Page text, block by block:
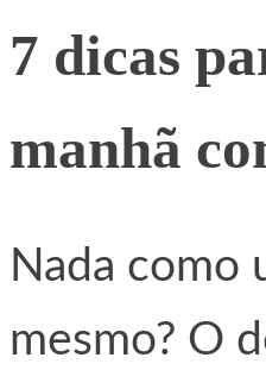
7 dicas
manhã
Nada como
mesmo? O